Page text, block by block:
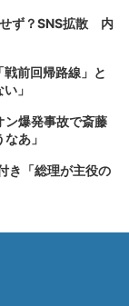
ず？SNS拡散 内
前回帰路線」と
」
爆発事故で斎藤
あ」
き「総理が主役の